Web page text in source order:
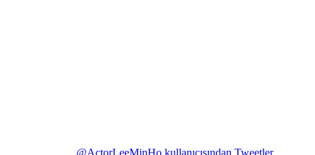
@ActorLeeMinHo kullanıcısından Tweetler